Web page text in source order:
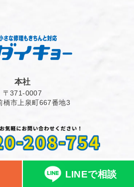
LINEで相談
本社
〒371-0007
橋市上泉町667番地3
ALL rights reserved.